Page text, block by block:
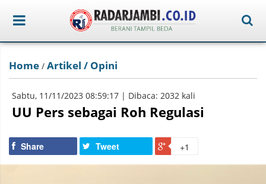
Home / Artikel / Opini
Sabtu, 11/11/2023 08:59:17 | Dibaca: 2032 kali
UU Pers sebagai Roh Regulasi
Share Tweet +1